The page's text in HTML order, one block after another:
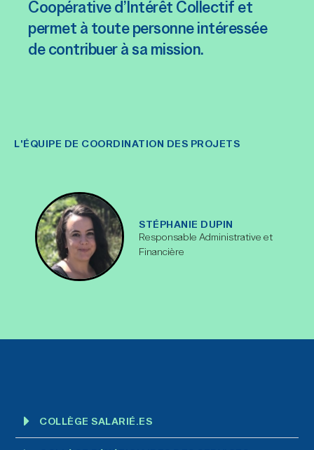
Coopérative d’Intérêt Collectif et
permet à toute personne intéressée
de contribuer à sa mission.
L'ÉQUIPE DE COORDINATION DES PROJETS
STÉPHANIE DUPIN
Responsable Administrative et
Financière
COLLÈGE SALARIÉ.ES